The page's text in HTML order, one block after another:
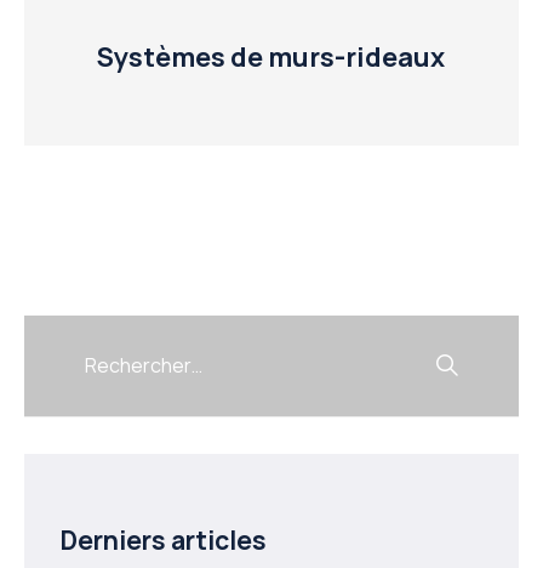
Systèmes de murs-rideaux
Derniers articles